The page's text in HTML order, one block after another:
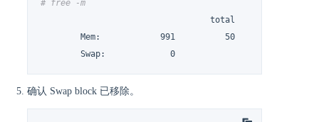
# free -m
	Swap:             0
确认 Swap block 已移除。